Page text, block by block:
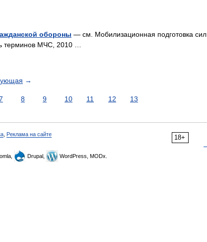
обороны — см. Мобилизационная подготовка сил
терминов МЧС, 2010 …
→
8 9 10 11 12 13
18+
Реклама на сайте
Drupal, WordPress, MODx.